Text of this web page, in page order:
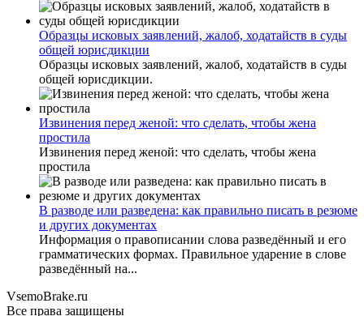
Образцы исковых заявлений, жалоб, ходатайств в суды
общей юрисдикции
Образцы исковых заявлений, жалоб, ходатайств в суды
общей юрисдикции.
Извинения перед женой: что сделать, чтобы жена
простила
Извинения перед женой: что сделать, чтобы жена
простила
В разводе или разведена: как правильно писать в резюме
и других документах
Информация о правописании слова разведённый и его
грамматических формах. Правильное ударение в слове
разведённый на...
VsemoBrake.ru
Все права защищены